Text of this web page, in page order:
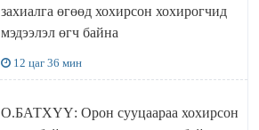
захиалга өгөөд хохирсон хохирогчид
мэдээлэл өгч байна
12 цаг 36 мин
О.БАТХҮҮ: Орон сууцаараа хохирсон